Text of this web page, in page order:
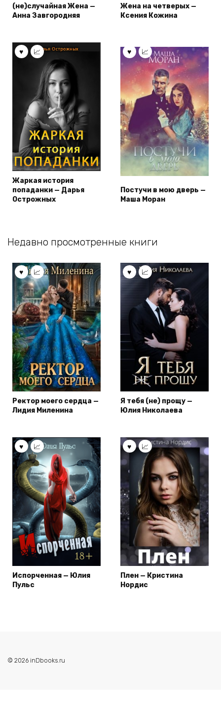
(не)случайная Жена —
Анна Завгородняя
Жена на четверых —
Ксения Кожина
Жаркая история
попаданки — Дарья
Острожных
Постучи в мою дверь —
Маша Моран
Недавно просмотренные книги
Ректор моего сердца —
Лидия Миленина
Я тебя (не) прощу —
Юлия Николаева
Испорченная — Юлия
Пульс
Плен — Кристина
Нордис
© 2026 inDbooks.ru